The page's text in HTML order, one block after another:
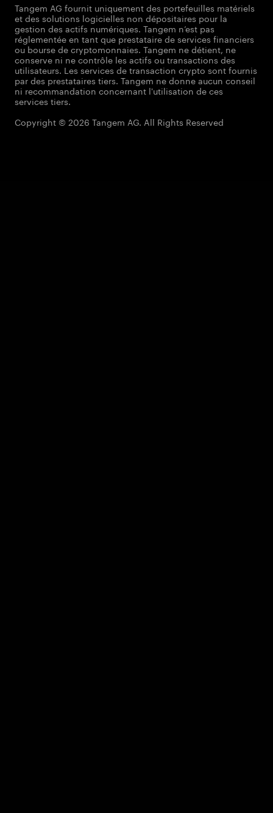
Tangem AG fournit uniquement des portefeuilles matériels
et des solutions logicielles non dépositaires pour la
gestion des actifs numériques. Tangem n’est pas
réglementée en tant que prestataire de services financiers
ou bourse de cryptomonnaies. Tangem ne détient, ne
conserve ni ne contrôle les actifs ou transactions des
utilisateurs. Les services de transaction crypto sont fournis
par des prestataires tiers. Tangem ne donne aucun conseil
ni recommandation concernant l'utilisation de ces
services tiers.